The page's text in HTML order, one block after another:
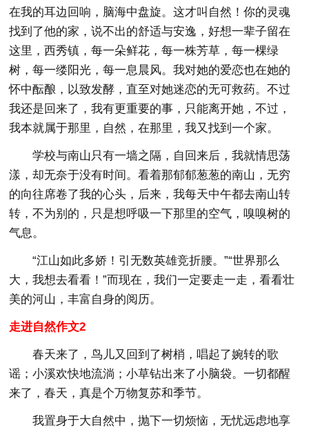
在我的耳边回响，脑海中盘旋。这才叫自然！你的灵魂
找到了他的家，说不出的舒适与安逸，好想一辈子留在
这里，西秀镇，每一朵鲜花，每一株芳草，每一棵绿
树，每一缕阳光，每一息晨风。我对她的爱恋也在她的
怀中酝酿，以致发酵，直至对她迷恋的无可救药。不过
我还是回来了，我有更重要的事，只能离开她，不过，
我本就属于那里，自然，在那里，我又找到一个家。
学校与南山只有一墙之隔，自回来后，我就情思荡
漾，却无奈于没有时间。看着那郁郁葱葱的南山，无穷
的向往席卷了我的心头，后来，我每天中午都去南山转
转，不为别的，只是想呼吸一下那里的空气，嗅嗅树的
气息。
“江山如此多娇！引无数英雄竞折腰。”“世界那么
大，我想去看看！”而现在，我们一定要走一走，看看壮
美的河山，丰富自身的阅历。
走进自然作文2
春天来了，鸟儿又回到了树梢，唱起了婉转的歌
谣；小溪欢快地流淌；小草钻出来了小脑袋。一切都醒
来了，春天，真是个万物复苏和季节。
我置身于大自然中，抛下一切烦恼，无忧远虑地享